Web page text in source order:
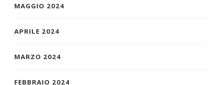
MAGGIO 2024
APRILE 2024
MARZO 2024
FEBBRAIO 2024